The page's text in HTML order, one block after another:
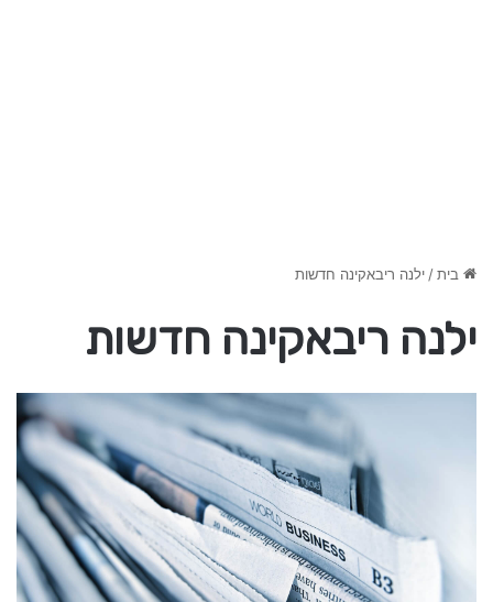
בית/ילנה ריבאקינה חדשות
ילנה ריבאקינה חדשות